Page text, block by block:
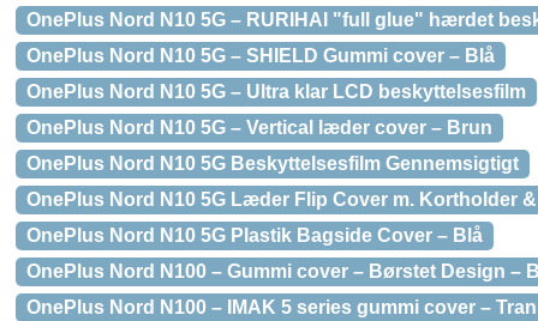
OnePlus Nord N10 5G – RURIHAI "full glue" hærdet
OnePlus Nord N10 5G – SHIELD Gummi cover – Blå
OnePlus Nord N10 5G – Ultra klar LCD beskyttelsesfilm
OnePlus Nord N10 5G – Vertical læder cover – Brun
OnePlus Nord N10 5G Beskyttelsesfilm Gennemsigtigt
OnePlus Nord N10 5G Læder Flip Cover m. Kortholder
OnePlus Nord N10 5G Plastik Bagside Cover – Blå
OnePlus Nord N100 – Gummi cover – Børstet Design –
OnePlus Nord N100 – IMAK 5 series gummi cover –